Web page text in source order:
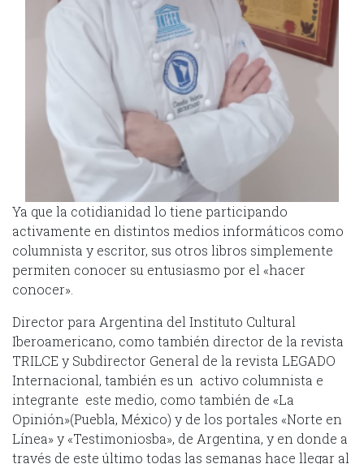
Ya que la cotidianidad lo tiene participando
activamente en distintos medios informáticos como
columnista y escritor, sus otros libros simplemente
permiten conocer su entusiasmo por el «hacer
conocer».
Director para Argentina del Instituto Cultural
Iberoamericano, como también director de la revista
TRILCE y Subdirector General de la revista LEGADO
Internacional, también es un activo columnista e
integrante este medio, como también de «La
Opinión»(Puebla, México) y de los portales «Norte en
Línea» y «Testimoniosba», de Argentina, y en donde a
través de este último todas las semanas hace llegar al